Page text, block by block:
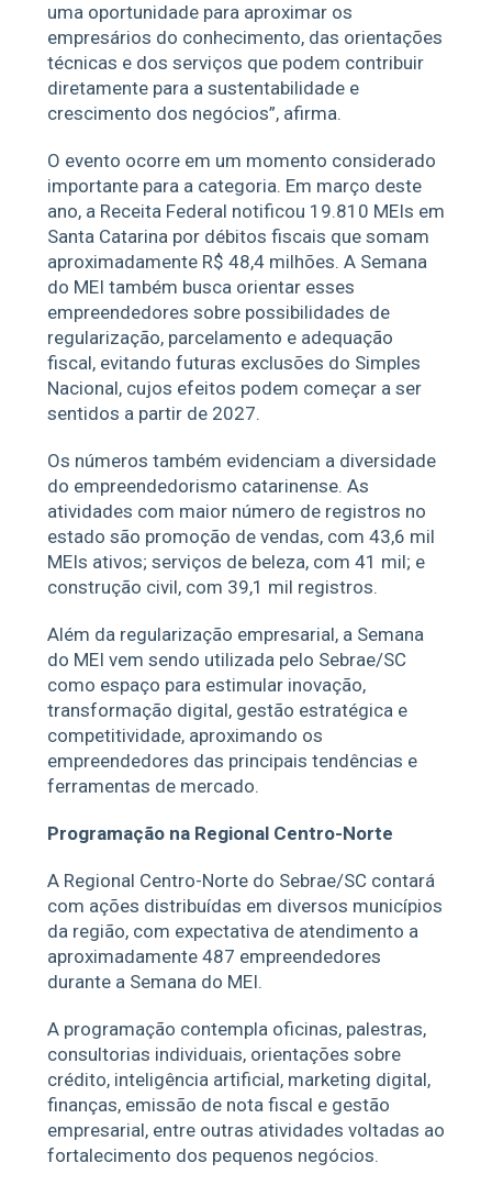
uma oportunidade para aproximar os
empresários do conhecimento, das orientações
técnicas e dos serviços que podem contribuir
diretamente para a sustentabilidade e
crescimento dos negócios”, afirma.
O evento ocorre em um momento considerado
importante para a categoria. Em março deste
ano, a Receita Federal notificou 19.810 MEIs em
Santa Catarina por débitos fiscais que somam
aproximadamente R$ 48,4 milhões. A Semana
do MEI também busca orientar esses
empreendedores sobre possibilidades de
regularização, parcelamento e adequação
fiscal, evitando futuras exclusões do Simples
Nacional, cujos efeitos podem começar a ser
sentidos a partir de 2027.
Os números também evidenciam a diversidade
do empreendedorismo catarinense. As
atividades com maior número de registros no
estado são promoção de vendas, com 43,6 mil
MEIs ativos; serviços de beleza, com 41 mil; e
construção civil, com 39,1 mil registros.
Além da regularização empresarial, a Semana
do MEI vem sendo utilizada pelo Sebrae/SC
como espaço para estimular inovação,
transformação digital, gestão estratégica e
competitividade, aproximando os
empreendedores das principais tendências e
ferramentas de mercado.
Programação na Regional Centro-Norte
A Regional Centro-Norte do Sebrae/SC contará
com ações distribuídas em diversos municípios
da região, com expectativa de atendimento a
aproximadamente 487 empreendedores
durante a Semana do MEI.
A programação contempla oficinas, palestras,
consultorias individuais, orientações sobre
crédito, inteligência artificial, marketing digital,
finanças, emissão de nota fiscal e gestão
empresarial, entre outras atividades voltadas ao
fortalecimento dos pequenos negócios.